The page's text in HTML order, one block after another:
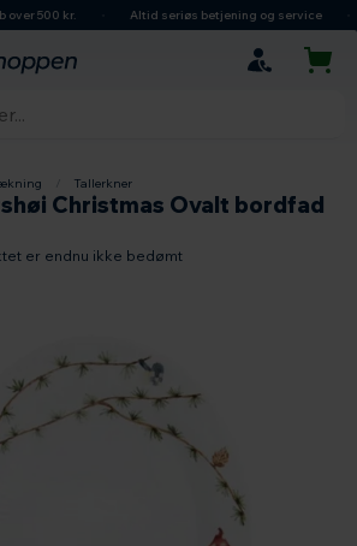
500 kr. Altid seriøs betjening og service
Tallerkner
Christmas Ovalt bordfad
er endnu ikke bedømt